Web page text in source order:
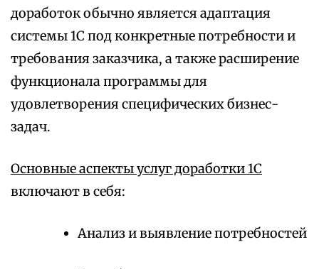
доработок обычно является адаптация
системы 1С под конкретные потребности и
требования заказчика, а также расширение
функционала программы для
удовлетворения специфических бизнес-
задач.
Основные аспекты услуг доработки 1С
включают в себя:
Анализ и выявление потребностей